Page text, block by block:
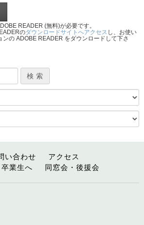
READER (無料)が必要です。
のダウンロードサイトへアクセス し、お使い
ンの ADOBE READER をダウンロードして下さ
い合わせ
アクセス
卒業生へ 同窓会・後援会